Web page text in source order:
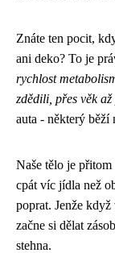
Znáte ten pocit,
ani deko? To je
rychlost
zdědili, přes věk
auta - některý běží
Naše tělo je
cpát víc jídla než
poprat. Jenže
začne si dělat
stehna.